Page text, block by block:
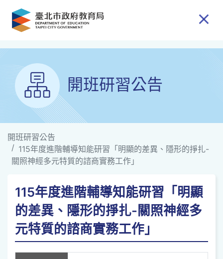
跳到主要內容
開班研習公告
開班研習公告
115年度進階輔導知能研習「明顯的差異、隱形的掙扎-
關照神經多元特質的諮商實務工作」
115年度進階輔導知能研習「明顯
的差異、隱形的掙扎-關照神經多
元特質的諮商實務工作」